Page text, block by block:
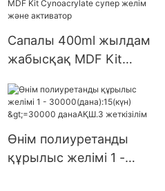
Сапалы 400ml жылдам
жабысқақ MDF Kit
және активатор
Өнім полиуретанды
құрылыс желімі 1 -